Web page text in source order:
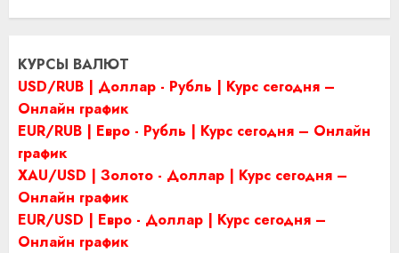
КУРСЫ ВАЛЮТ
USD/RUB | Доллар - Рубль | Курс сегодня –
Онлайн график
EUR/RUB | Евро - Рубль | Курс сегодня – Онлайн
график
XAU/USD | Золото - Доллар | Курс сегодня –
Онлайн график
EUR/USD | Евро - Доллар | Курс сегодня –
Онлайн график